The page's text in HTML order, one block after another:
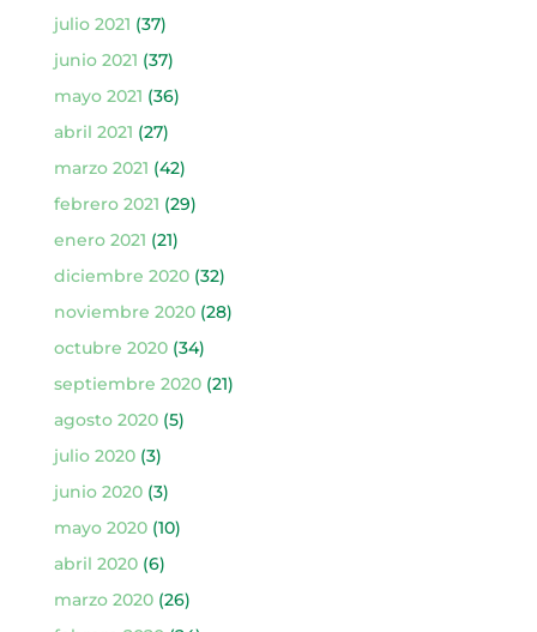
julio 2021 (37)
junio 2021 (37)
mayo 2021 (36)
abril 2021 (27)
marzo 2021 (42)
febrero 2021 (29)
enero 2021 (21)
diciembre 2020(32)
noviembre 2020(28)
octubre 2020(34)
septiembre 2020(21)
agosto 2020(5)
julio 2020(3)
junio 2020(3)
mayo 2020(10)
abril 2020(6)
marzo 2020(26)